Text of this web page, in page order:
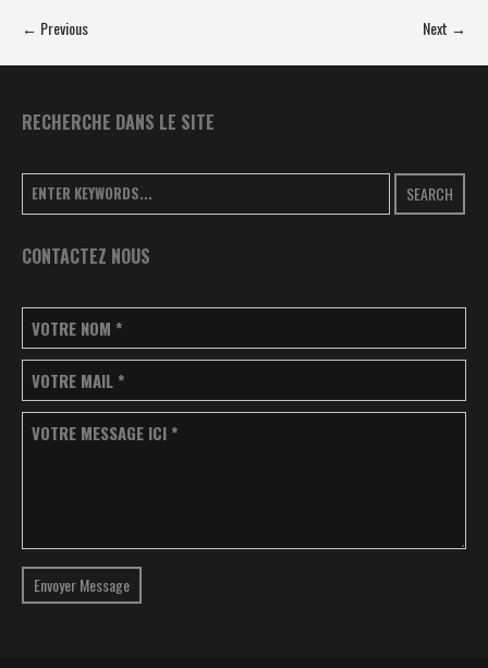
← Previous Next →
RECHERCHE DANS LE SITE
SEARCH
CONTACTEZ NOUS
VOTRE NOM *
VOTRE MAIL *
VOTRE MESSAGE ICI *
Envoyer Message